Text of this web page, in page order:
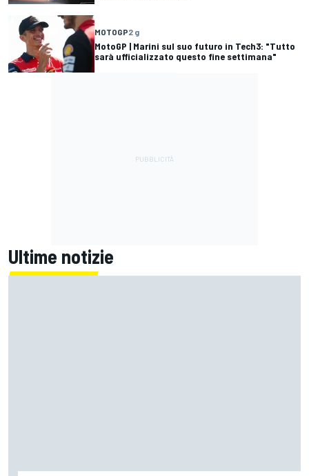
MOTOGP2 g
MotoGP | Marini sul suo futuro in Tech3: "Tutto
sarà ufficializzato questo fine settimana"
Ultime notizie